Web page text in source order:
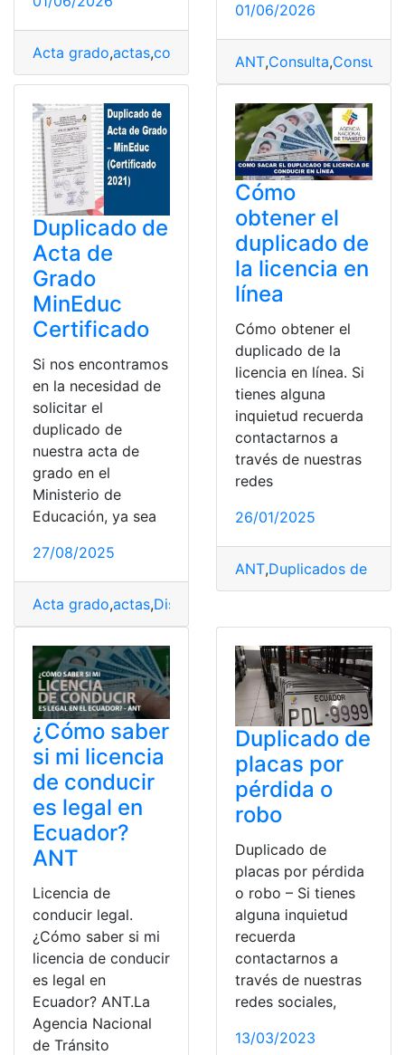
Acta grado,actas,coordenadas exactas Distrito
01/06/2026
ANT,Consulta,Consulta
Duplicado de
Acta de
Grado
MinEduc
Certificado
Si nos encontramos
en la necesidad de
solicitar el
duplicado de
nuestra acta de
grado en el
Ministerio de
Educación, ya sea
27/08/2025
Acta grado,actas,Distrito Educativo
Cómo
obtener el
duplicado de
la licencia en
línea
Cómo obtener el
duplicado de la
licencia en línea. Si
tienes alguna
inquietud recuerda
contactarnos a
través de nuestras
redes
26/01/2025
ANT,Duplicados de
¿Cómo saber
si mi licencia
de conducir
es legal en
Ecuador?
ANT
Licencia de
conducir legal.
¿Cómo saber si mi
licencia de conducir
es legal en
Ecuador? ANT.La
Agencia Nacional
de Tránsito
Duplicado de
placas por
pérdida o
robo
Duplicado de
placas por pérdida
o robo – Si tienes
alguna inquietud
recuerda
contactarnos a
través de nuestras
redes sociales,
13/03/2023